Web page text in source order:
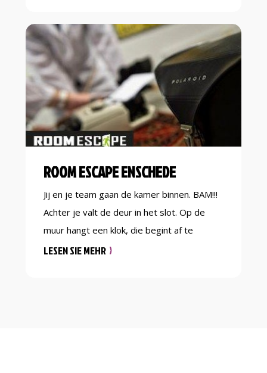
voor iedereen vanaf 5 jaar. Een proefles is
altijd gratis. • Volg musicallessen • Acteer in
een film • Ontdek je theatertalent […]
ROOM ESCAPE ENSCHEDE
Jij en je team gaan de kamer binnen. BAM!!!
Achter je valt de deur in het slot. Op de
muur hangt een klok, die begint af te
tellen… De opdracht is simpel: binnen een
LESEN SIE MEHR